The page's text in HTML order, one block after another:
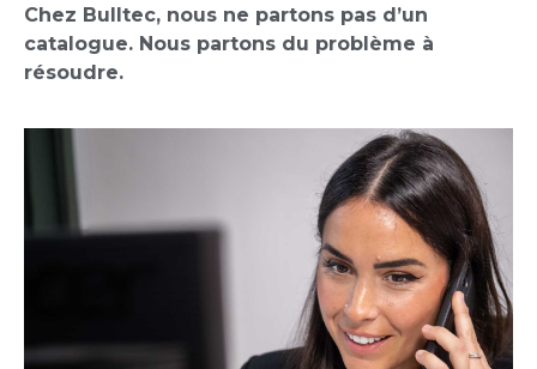
Chez Bulltec, nous ne partons pas d’un
catalogue. Nous partons du problème à
résoudre.